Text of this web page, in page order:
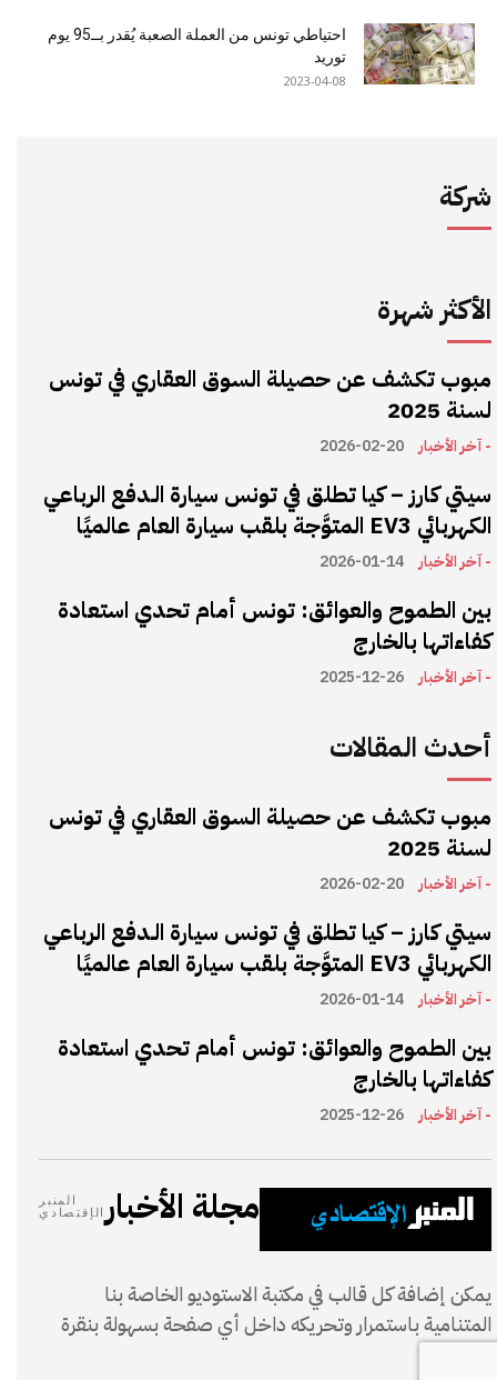
احتياطي تونس من العملة الصعبة يُقدر بــ95 يوم
توريد
2023-04-08
شركة
الأكثر شهرة
مبوب تكشف عن حصيلة السوق العقاري في تونس
لسنة 2025
- آخر الأخبار 2026-02-20
سيتي كارز – كيا تطلق في تونس سيارة الـدفع الرباعي
الكهربائي EV3 المتوَّجة بلقب سيارة العام عالميًا
- آخر الأخبار 2026-01-14
بين الطموح والعوائق: تونس أمام تحدي استعادة
كفاءاتها بالخارج
- آخر الأخبار 2025-12-26
أحدث المقالات
مبوب تكشف عن حصيلة السوق العقاري في تونس
لسنة 2025
- آخر الأخبار 2026-02-20
سيتي كارز – كيا تطلق في تونس سيارة الـدفع الرباعي
الكهربائي EV3 المتوَّجة بلقب سيارة العام عالميًا
- آخر الأخبار 2026-01-14
بين الطموح والعوائق: تونس أمام تحدي استعادة
كفاءاتها بالخارج
- آخر الأخبار 2025-12-26
مجلة الأخبار
المنبر
الإقتصادي
يمكن إضافة كل قالب في مكتبة الاستوديو الخاصة بنا
المتنامية باستمرار وتحريكه داخل أي صفحة بسهولة بنقرة